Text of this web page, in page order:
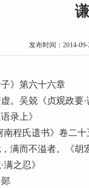
发布时间：2014-
》第六十六章
。吴兢《贞观政要·
录上》
南程氏遗书》卷二十
满而不溢者。《胡宏
之忍》